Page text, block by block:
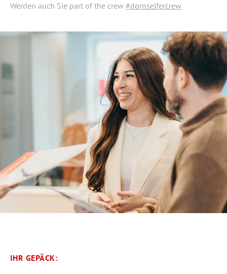
Werden auch Sie part of the crew #dornseifercrew
IHR GEPÄCK: